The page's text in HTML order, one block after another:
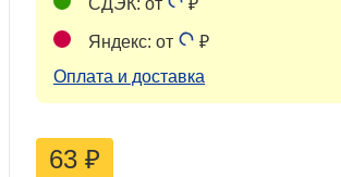
СДЭК: от ₽
Яндекс: от
₽
Оплата и доставка
63 ₽